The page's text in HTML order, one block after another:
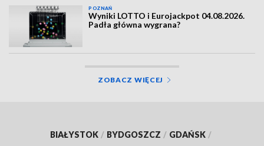
POZNAŃ
Wyniki LOTTO i Eurojackpot 04.08.2026.
Padła główna wygrana?
ZOBACZ WIĘCEJ
BIAŁYSTOK / BYDGOSZCZ / GDAŃSK /